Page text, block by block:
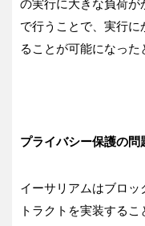
の実行に大きな負荷が
で行うことで、実行
ることが可能になった
プライバシー保護の問
イーサリアムはブロ
トラクトを実装する